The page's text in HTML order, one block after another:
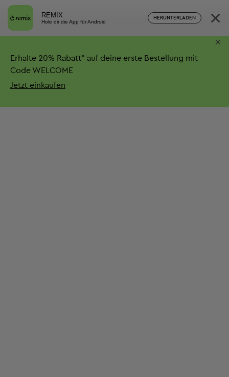
REMIX
Hole dir die App für Android
HERUNTERLADEN ×
Erhalte 20% Rabatt* auf deine erste Bestellung mit
Code WELCOME
Jetzt einkaufen
×